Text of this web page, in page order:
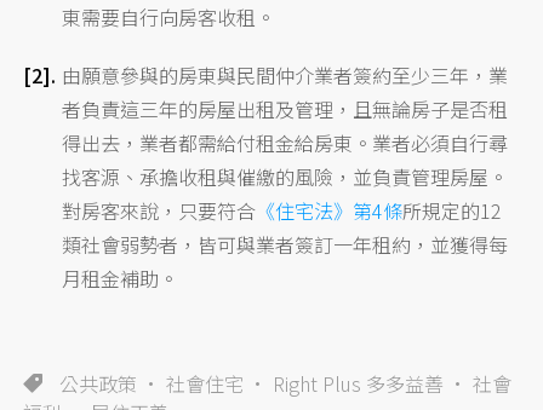
東需要自行向房客收租。
由願意參與的房東與民間仲介業者簽約至少三年，業
者負責這三年的房屋出租及管理，且無論房子是否租
得出去，業者都需給付租金給房東。業者必須自行尋
找客源、承擔收租與催繳的風險，並負責管理房屋。
對房客來說，只要符合 《住宅法》第4條所規定的12
類社會弱勢者，皆可與業者簽訂一年租約，並獲得每
月租金補助。
公共政策 社會住宅 Right Plus 多多益善
社會